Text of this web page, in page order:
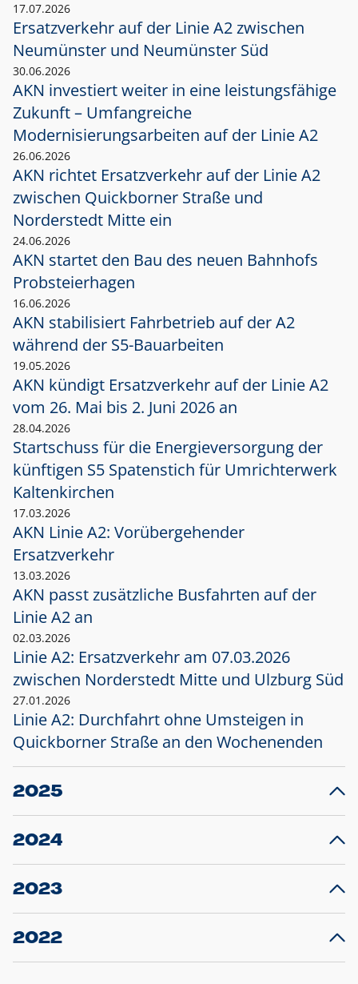
17.07.2026
Ersatzverkehr auf der Linie A2 zwischen
Neumünster und Neumünster Süd
30.06.2026
AKN investiert weiter in eine leistungsfähige
Zukunft – Umfangreiche
Modernisierungsarbeiten auf der Linie A2
26.06.2026
AKN richtet Ersatzverkehr auf der Linie A2
zwischen Quickborner Straße und
Norderstedt Mitte ein
24.06.2026
AKN startet den Bau des neuen Bahnhofs
Probsteierhagen
16.06.2026
AKN stabilisiert Fahrbetrieb auf der A2
während der S5-Bauarbeiten
19.05.2026
AKN kündigt Ersatzverkehr auf der Linie A2
vom 26. Mai bis 2. Juni 2026 an
28.04.2026
Startschuss für die Energieversorgung der
künftigen S5 Spatenstich für Umrichterwerk
Kaltenkirchen
17.03.2026
AKN Linie A2: Vorübergehender
Ersatzverkehr
13.03.2026
AKN passt zusätzliche Busfahrten auf der
Linie A2 an
02.03.2026
Linie A2: Ersatzverkehr am 07.03.2026
zwischen Norderstedt Mitte und Ulzburg Süd
27.01.2026
Linie A2: Durchfahrt ohne Umsteigen in
Quickborner Straße an den Wochenenden
2025
23.12.2025
Projekt S5: Start der Bauarbeiten am
2024
10.12.2024
Großprojekt S5: Sperrung der Bahnstraße in
2023
20.12.2023
Schleswig-Holstein verlängert den
2022
22.12.2022